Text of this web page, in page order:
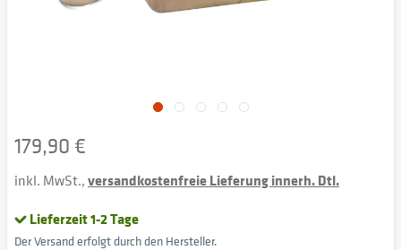
179,90 €
inkl. MwSt.,versandkostenfreie Lieferung innerh. Dtl.
Lieferzeit 1-2 Tage
Der Versand erfolgt durch den Hersteller.